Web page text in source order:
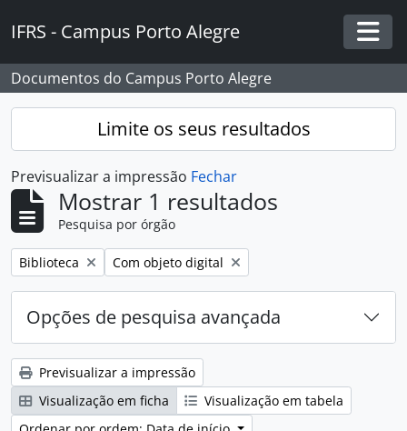
IFRS - Campus Porto Alegre
Documentos do Campus Porto Alegre
Limite os seus resultados
Previsualizar a impressão Fechar
Mostrar 1 resultados
Pesquisa por órgão
Remover filtro:
Biblioteca Remover filtro:
Com objeto digital
Opções de pesquisa avançada
Previsualizar a impressão
Visualização em ficha
Visualização em tabela